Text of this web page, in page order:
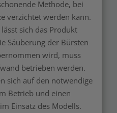
Methode, bei
verzichtet werden kann.
sich das Produkt
Säuberung der Bürsten
wird, muss
betrieben werden.
sich auf den notwendige
Betrieb und einen
Einsatz des Modells.